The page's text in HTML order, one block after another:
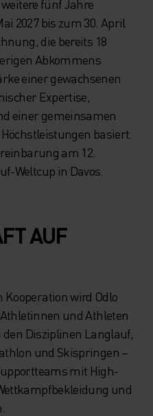
fünf Jahre
2027 bis zum 30. April
die bereits 18
Abkommens
einer gewachsenen
Expertise,
einer gemeinsamen
basiert.
am 12.
Weltcup in Davos.
AUF
wird Odlo
und Athleten
Disziplinen Langlauf,
und Skispringen –
mit High-
und